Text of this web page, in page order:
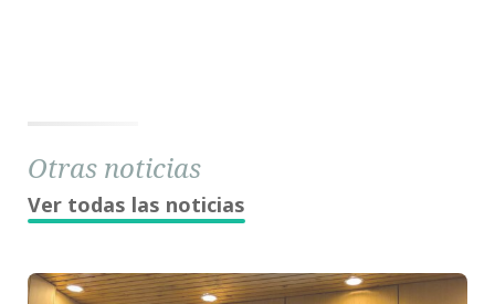
Otras noticias
Ver todas las noticias